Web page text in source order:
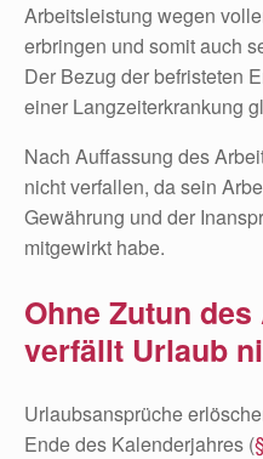
Arbeitsleistung wegen
erbringen und somit auch
Der Bezug der befristeten
einer Langzeiterkrankung
Nach Auffassung des
nicht verfallen, da sein
Gewährung und der
mitgewirkt habe.
Ohne Zutun
verfällt Urlaub
Urlaubsansprüche
Ende des Kalenderjahres (